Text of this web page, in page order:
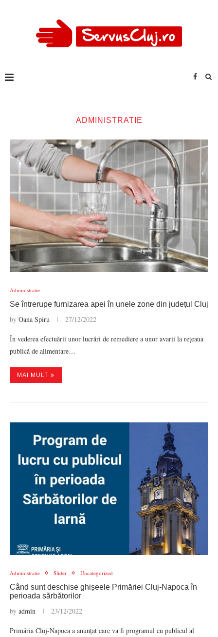
ADMINISTRATIE
Administratie
Se întrerupe furnizarea apei în unele zone din județul Cluj
by Oana Spiru 27/12/2022
În vederea efectuării unor lucrări de remediere a unor avarii la reţeaua
publică de alimentare…
MAI MULT
Administratie Slider Uncategorized
Când sunt deschise ghișeele Primăriei Cluj-Napoca în
perioada sărbătorilor
by admin 23/12/2022
Primăria Cluj-Napoca a anunțat care va fi programul cu publicul al